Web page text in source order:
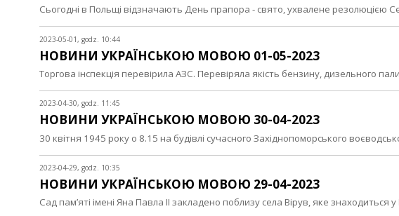
Сьогодні в Польщі відзначають День прапора - свято, ухвалене резолюцією
2023-05-01, godz. 10:44
НОВИНИ УКРАЇНСЬКОЮ МОВОЮ 01-05-2023
Торгова інспекція перевірила АЗС. Перевіряла якість бензину, дизельного
2023-04-30, godz. 11:45
НОВИНИ УКРАЇНСЬКОЮ МОВОЮ 30-04-2023
30 квітня 1945 року о 8.15 на будівлі сучасного Західнопоморського
2023-04-29, godz. 10:35
НОВИНИ УКРАЇНСЬКОЮ МОВОЮ 29-04-2023
Сад пам’яті імені Яна Павла ІІ закладено поблизу села Вірув, яке знаходиться